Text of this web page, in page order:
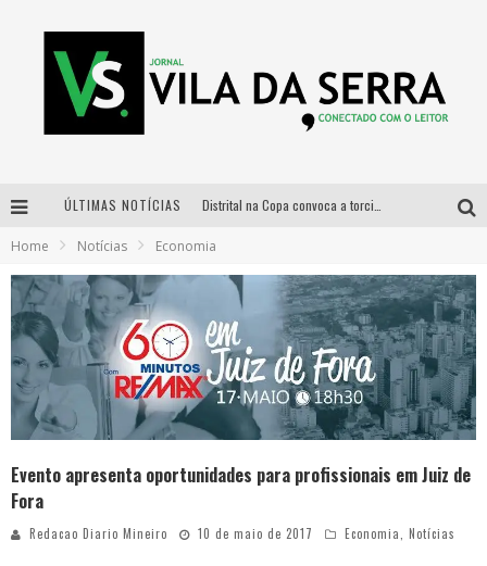
ÚLTIMAS NOTÍCIAS
Cidade Junina se consolida como vitrine estratégica para grandes marcas e se despede com Xand Avião e Mari Fernandez
Designer mineira lança jogo educativo sobre coleta seletiva na maior feira de jogos de tabuleiro da América Latina
Home Notícias Economia
Evento apresenta oportunidades para profissionais em Juiz de
Fora
Redacao Diario Mineiro 10 de maio de 2017 Economia, Notícias